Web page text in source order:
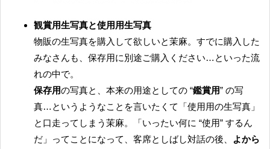
観賞用生写真と使用用生写真
物販の生写真を購入して欲しいと茉麻。すでに購入した
みなさんも、保存用に別途ご購入ください…といった流
れの中で。
保存用の写真と、本来の用途としての “鑑賞用” の写
真…というようなことを言いたくて「使用用の生写真」
と口走ってしまう茉麻。「いったい何に “使用” するん
だ」ってことになって、客席としばし対話の後、
よから